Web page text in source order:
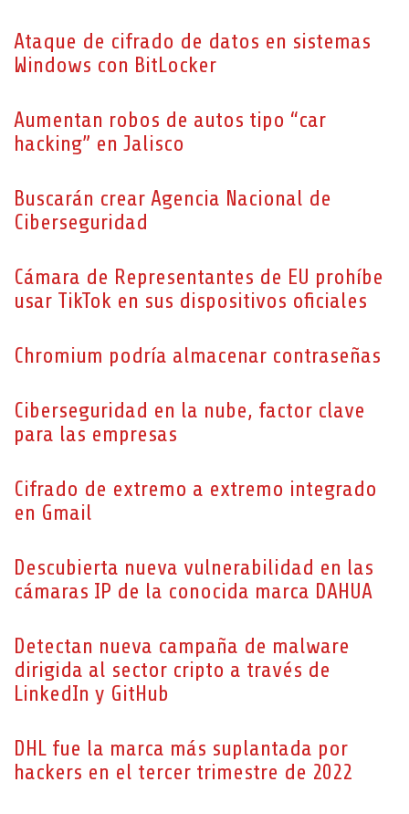
Ataque de cifrado de datos en sistemas
Windows con BitLocker
Aumentan robos de autos tipo “car
hacking” en Jalisco
Buscarán crear Agencia Nacional de
Ciberseguridad
Cámara de Representantes de EU prohíbe
usar TikTok en sus dispositivos oficiales
Chromium podría almacenar contraseñas
Ciberseguridad en la nube, factor clave
para las empresas
Cifrado de extremo a extremo integrado
en Gmail
Descubierta nueva vulnerabilidad en las
cámaras IP de la conocida marca DAHUA
Detectan nueva campaña de malware
dirigida al sector cripto a través de
LinkedIn y GitHub
DHL fue la marca más suplantada por
hackers en el tercer trimestre de 2022